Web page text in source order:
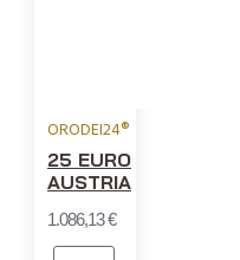
ORODEI24®
25 EURO
AUSTRIA
1.086,13 €